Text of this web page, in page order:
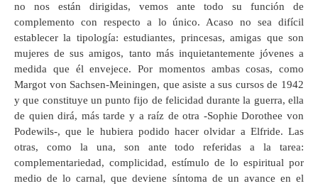
no nos están dirigidas, vemos ante todo su función de
complemento con respecto a lo único. Acaso no sea difícil
establecer la tipología: estudiantes, princesas, amigas que son
mujeres de sus amigos, tanto más inquietantemente jóvenes a
medida que él envejece. Por momentos ambas cosas, como
Margot von Sachsen-Meiningen, que asiste a sus cursos de 1942
y que constituye un punto fijo de felicidad durante la guerra, ella
de quien dirá, más tarde y a raíz de otra -Sophie Dorothee von
Podewils-, que le hubiera podido hacer olvidar a Elfride. Las
otras, como la una, son ante todo referidas a la tarea:
complementariedad, complicidad, estímulo de lo espiritual por
medio de lo carnal, que deviene síntoma de un avance en el